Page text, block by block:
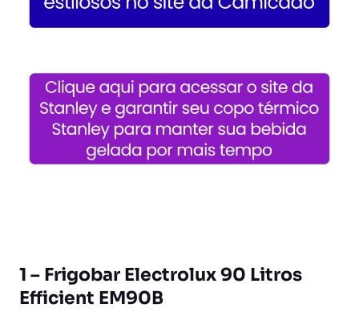
1 – Frigobar Electrolux 90 Litros
Efficient EM90B